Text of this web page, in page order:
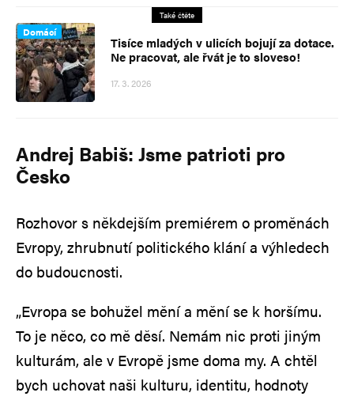
Také čtěte
Domácí
Tisíce mladých v ulicích bojují za dotace.
Ne pracovat, ale řvát je to sloveso!
17. 3. 2026
Andrej Babiš: Jsme patrioti pro
Česko
Rozhovor s někdejším premiérem o proměnách
Evropy, zhrubnutí politického klání a výhledech
do budoucnosti.
„Evropa se bohužel mění a mění se k horšímu.
To je něco, co mě děsí. Nemám nic proti jiným
kulturám, ale v Evropě jsme doma my. A chtěl
bych uchovat naši kulturu, identitu, hodnoty